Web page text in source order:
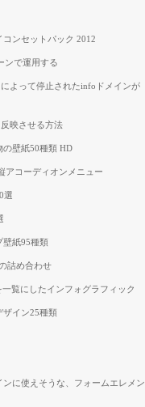
ンセットパック 2012
ンで運用する
よって停止されたinfoドメインが
映させる方法
の壁紙50種類 HD
アコーディオンメニュー
選
壁紙95種類
詰め合わせ
覧にしたインフォグラフィック
ザイン25種類
に使えそうな、フォームエレメン